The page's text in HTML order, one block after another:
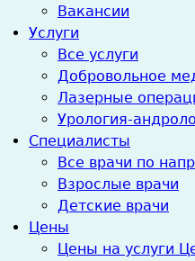
Вакансии
Услуги
Все услуги
Добровольное
Лазерные
Урология-
Специалисты
Все врачи по
Взрослые врачи
Детские врачи
Цены
Цены на услуги